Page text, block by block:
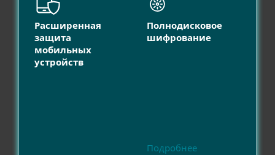
Расширенная
защита
мобильных
устройств
Полнодисковое
шифрование
Подробнее